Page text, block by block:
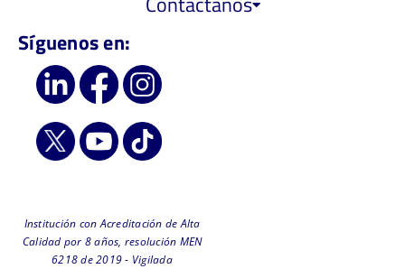
Síguenos en:
Institución con Acreditación de Alta
Calidad por 8 años, resolución MEN
6218 de 2019 - Vigilada